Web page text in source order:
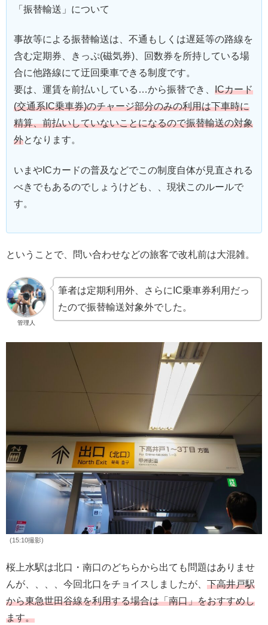
「振替輸送」について
事故等による振替輸送は、不通もしくは遅延等の路線を
含む定期券、きっぷ(磁気券)、回数券を所持している場
合に他路線にて迂回乗車できる制度です。
要は、運賃を前払いしている…から振替でき、 ICカード
(交通系IC乗車券)のチャージ部分のみの利用は下車時に
精算、前払いしていないことになるので振替輸送の対象
外となります。
いまやICカードの普及などでこの制度自体が見直される
べきでもあるのでしょうけども、、現状このルールで
す。
ということで、問い合わせなどの旅客で改札前は大混雑。
管理人
筆者は定期利用外、さらにIC乗車券利用だっ
たので振替輸送対象外でした。
(15:10撮影)
桜上水駅は北口・南口のどちらから出ても問題はありませ
んが、、、、今回北口をチョイスしましたが、 下高井戸駅
から東急世田谷線を利用する場合は「南口」をおすすめし
ます。